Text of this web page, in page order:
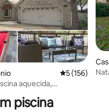
5, 252 avaliações
5 de uma
5 (156)
aquecida,
piscina